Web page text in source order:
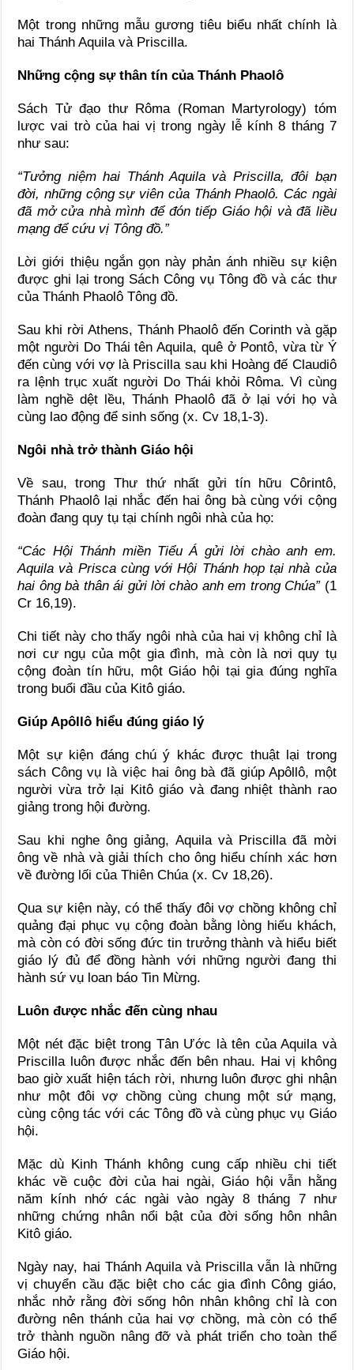
Một trong những mẫu gương tiêu biểu nhất chính là
hai ThánhAquila và Priscilla.
Những cộng sự thân tín của Thánh Phaolô
Sách Tử đạo thư Rôma (Roman Martyrology) tóm
lược vai trò của hai vị trong ngày lễ kính 8 tháng 7
như sau:
“Tưởng niệm hai Thánh Aquila và Priscilla, đôi bạn
đời, những cộng sự viên của Thánh Phaolô. Các ngài
đã mở cửa nhà mình để đón tiếp Giáo hội và đã liều
mạng để cứu vị Tông đồ.”
Lời giới thiệu ngắn gọn này phản ánh nhiều sự kiện
được ghi lại trong Sách Công vụ Tông đồvà các thư
củaThánh Phaolô Tông đồ.
Sau khi rời Athens, Thánh Phaolô đếnCorinth và gặp
một người Do Thái tên Aquila, quê ở Pontô, vừa từ Ý
đến cùng với vợ là Priscilla sau khi Hoàng đế Claudiô
ra lệnh trục xuất người Do Thái khỏi Rôma. Vì cùng
làm nghề dệt lều, Thánh Phaolô đã ở lại với họ và
cùng lao động để sinh sống (x. Cv 18,1-3).
Ngôi nhà trở thành Giáo hội
Về sau, trongThư thứ nhất gửi tín hữu Côrintô,
Thánh Phaolô lại nhắc đến hai ông bà cùng với cộng
đoàn đang quy tụ tại chính ngôi nhà của họ:
“Các Hội Thánh miền Tiểu Á gửi lời chào anh em.
Aquila và Prisca cùng với Hội Thánh họp tại nhà của
hai ông bà thân ái gửi lời chào anh em trong Chúa”(1
Cr 16,19).
Chi tiết này cho thấy ngôi nhà của hai vị không chỉ là
nơi cư ngụ của một gia đình, mà còn là nơi quy tụ
cộng đoàn tín hữu, một Giáo hội tại gia đúng nghĩa
trong buổi đầu của Kitô giáo.
Giúp Apôllô hiểu đúng giáo lý
Một sự kiện đáng chú ý khác được thuật lại trong
sách Công vụ là việc hai ông bà đã giúpApôllô, một
người vừa trở lại Kitô giáo và đang nhiệt thành rao
giảng trong hội đường.
Sau khi nghe ông giảng, Aquila và Priscilla đã mời
ông về nhà và giải thích cho ông hiểu chính xác hơn
về đường lối của Thiên Chúa (x. Cv 18,26).
Qua sự kiện này, có thể thấy đôi vợ chồng không chỉ
quảng đại phục vụ cộng đoàn bằng lòng hiếu khách,
mà còn có đời sống đức tin trưởng thành và hiểu biết
giáo lý đủ để đồng hành với những người đang thi
hành sứ vụ loan báo Tin Mừng.
Luôn được nhắc đến cùng nhau
Một nét đặc biệt trong Tân Ước là tên của Aquila và
Priscilla luôn được nhắc đến bên nhau. Hai vị không
bao giờ xuất hiện tách rời, nhưng luôn được ghi nhận
như một đôi vợ chồng cùng chung một sứ mạng,
cùng cộng tác với các Tông đồ và cùng phục vụ Giáo
hội.
Mặc dù Kinh Thánh không cung cấp nhiều chi tiết
khác về cuộc đời của hai ngài, Giáo hội vẫn hằng
năm kính nhớ các ngài vào ngày 8 tháng 7 như
những chứng nhân nổi bật của đời sống hôn nhân
Kitô giáo.
Ngày nay, hai Thánh Aquila và Priscilla vẫn là những
vị chuyển cầu đặc biệt cho các gia đình Công giáo,
nhắc nhở rằng đời sống hôn nhân không chỉ là con
đường nên thánh của hai vợ chồng, mà còn có thể
trở thành nguồn nâng đỡ và phát triển cho toàn thể
Giáo hội.